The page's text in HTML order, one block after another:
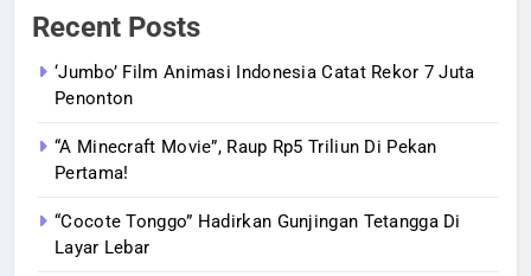
Recent Posts
‘Jumbo’ Film Animasi Indonesia Catat Rekor 7 Juta
Penonton
“A Minecraft Movie”, Raup Rp5 Triliun Di Pekan
Pertama!
“Cocote Tonggo” Hadirkan Gunjingan Tetangga Di
Layar Lebar